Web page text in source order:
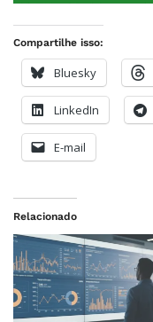
Compartilhe isso:
Bluesky
LinkedIn
E-mail
Relacionado